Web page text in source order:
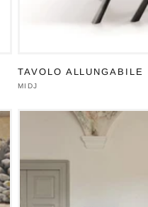
TAVOLO ALLUNGABILE
Produttore:
MIDJ